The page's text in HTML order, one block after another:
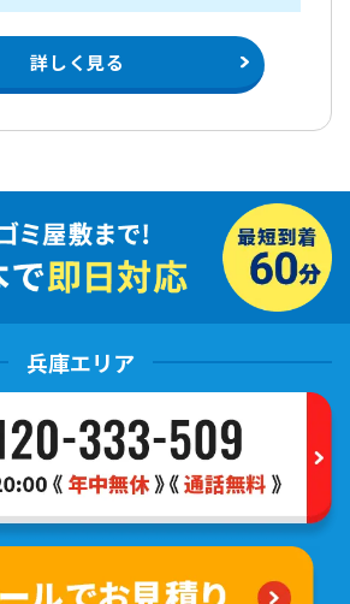
詳しく見る
兵庫エリア